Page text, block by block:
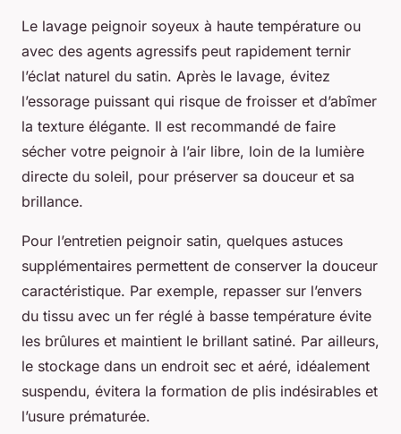
Le lavage peignoir soyeux à haute température ou
avec des agents agressifs peut rapidement ternir
l’éclat naturel du satin. Après le lavage, évitez
l’essorage puissant qui risque de froisser et d’abîmer
la texture élégante. Il est recommandé de faire
sécher votre peignoir à l’air libre, loin de la lumière
directe du soleil, pour préserver sa douceur et sa
brillance.
Pour l’entretien peignoir satin, quelques astuces
supplémentaires permettent de conserver la douceur
caractéristique. Par exemple, repasser sur l’envers
du tissu avec un fer réglé à basse température évite
les brûlures et maintient le brillant satiné. Par ailleurs,
le stockage dans un endroit sec et aéré, idéalement
suspendu, évitera la formation de plis indésirables et
l’usure prématurée.